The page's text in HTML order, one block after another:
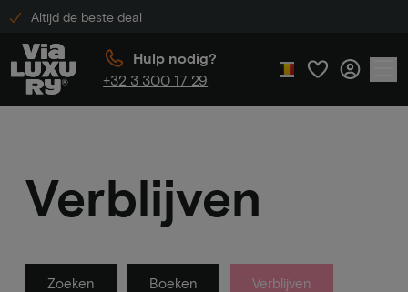
Altijd de beste deal
Hulp nodig?
+32 3 300 17 29
Verblijven
Zoeken Boeken Verblijven